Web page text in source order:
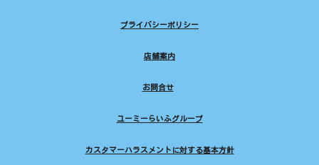
プライバシーポリシー
店舗案内
お問合せ
ユーミーらいふグループ
カスタマーハラスメントに対する基本方針